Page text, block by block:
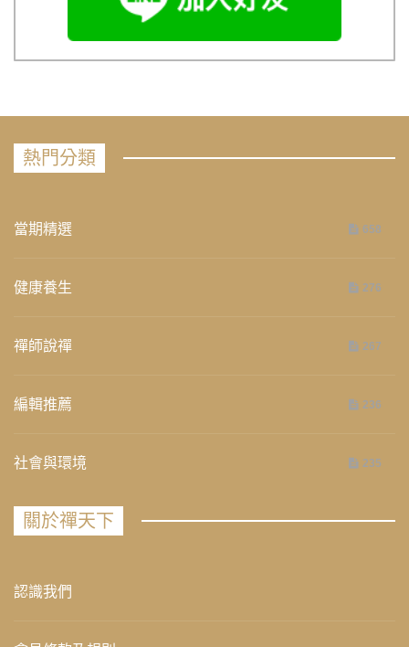
熱門分類
當期精選 658
健康養生 276
禪師說禪 267
編輯推薦 236
社會與環境 235
關於禪天下
認識我們